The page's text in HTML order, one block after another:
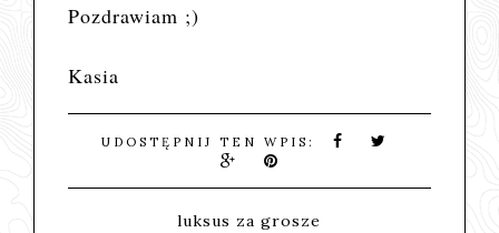
Pozdrawiam ;)
Kasia
UDOSTĘPNIJ TEN WPIS:
luksus za grosze